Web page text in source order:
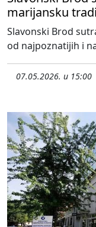
marijansku
Slavonski Brod
od najpoznatijih i
07.05.2026. u 15:00